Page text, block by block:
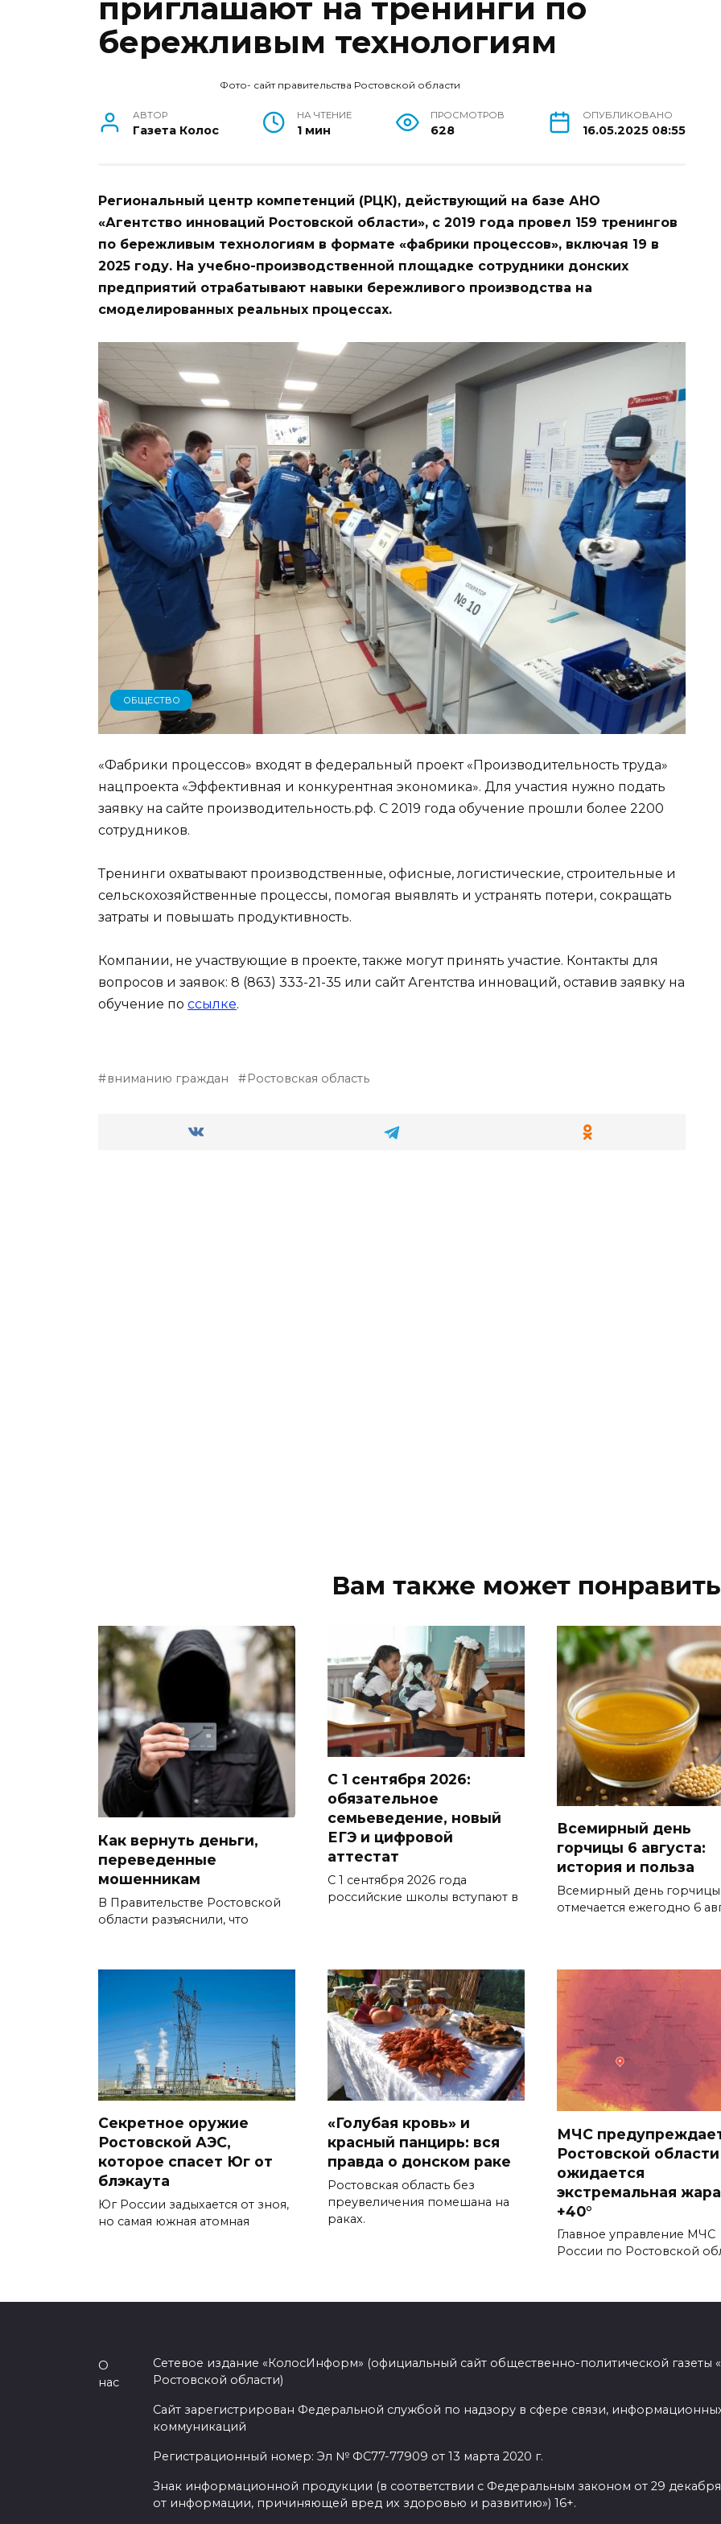
приглашают на тренинги по
бережливым технологиям
Фото- сайт правительства Ростовской области
АВТОР
Газета Колос
НА ЧТЕНИЕ
1 мин
ПРОСМОТРОВ
628
ОПУБЛИКОВАНО
16.05.2025 08:55
Региональный центр компетенций (РЦК), действующий на базе АНО
«Агентство инноваций Ростовской области», с 2019 года провел 159 тренингов
по бережливым технологиям в формате «фабрики процессов», включая 19 в
2025 году. На учебно-производственной площадке сотрудники донских
предприятий отрабатывают навыки бережливого производства на
смоделированных реальных процессах.
ОБЩЕСТВО
«Фабрики процессов» входят в федеральный проект «Производительность труда»
нацпроекта «Эффективная и конкурентная экономика». Для участия нужно подать
заявку на сайте производительность.рф. С 2019 года обучение прошли более 2200
сотрудников.
Тренинги охватывают производственные, офисные, логистические, строительные и
сельскохозяйственные процессы, помогая выявлять и устранять потери, сокращать
затраты и повышать продуктивность.
Компании, не участвующие в проекте, также могут принять участие. Контакты для
вопросов и заявок: 8 (863) 333-21-35 или сайт Агентства инноваций, оставив заявку на
обучение по ссылке.
вниманию граждан Ростовская область
Вам также может
Как вернуть деньги,
переведенные
мошенникам
В Правительстве Ростовской
области разъяснили, что
С 1 сентября 2026:
обязательное
семьеведение, новый
ЕГЭ и цифровой
аттестат
С 1 сентября 2026 года
российские школы вступают в
Всемирный день
горчицы 6 августа:
история и польза
Всемирный день горчицы
отмечается ежегодно 6
Секретное оружие
Ростовской АЭС,
которое спасет Юг от
блэкаута
Юг России задыхается от зноя,
но самая южная атомная
«Голубая кровь» и
красный панцирь: вся
правда о донском раке
Ростовская область без
преувеличения помешана на
раках.
МЧС
Ростовской области
ожидается
экстремальная
+40°
Главное управление МЧС
России по Ростовской
О
нас
Сетевое издание «КолосИнформ» (официальный сайт общественно-политической газеты
Ростовской области)
Сайт зарегистрирован Федеральной службой по надзору в сфере связи,
коммуникаций
Регистрационный номер: Эл № ФС77-77909 от 13 марта 2020 г.
Знак информационной продукции (в соответствии с Федеральным законом от 29
от информации, причиняющей вред их здоровью и развитию») 16+.